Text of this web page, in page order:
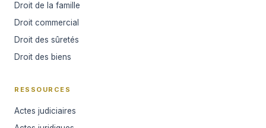
Droit de la famille
Droit commercial
Droit des sûretés
Droit des biens
RESSOURCES
Actes judiciaires